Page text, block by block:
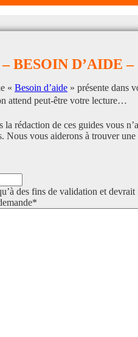
– BESOIN D’AIDE –
« Besoin d’aide » présente dans
attend peut-être votre lecture…
la rédaction de ces guides vous
Nous vous aiderons à trouver
des fins de validation et devrait
*